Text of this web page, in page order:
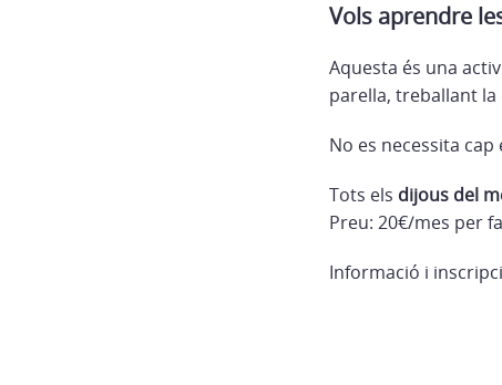
Vols aprendre
Aquesta és una
parella, treballant
No es necessita
Tots els dijous del
Preu: 20€/mes per
Informació i